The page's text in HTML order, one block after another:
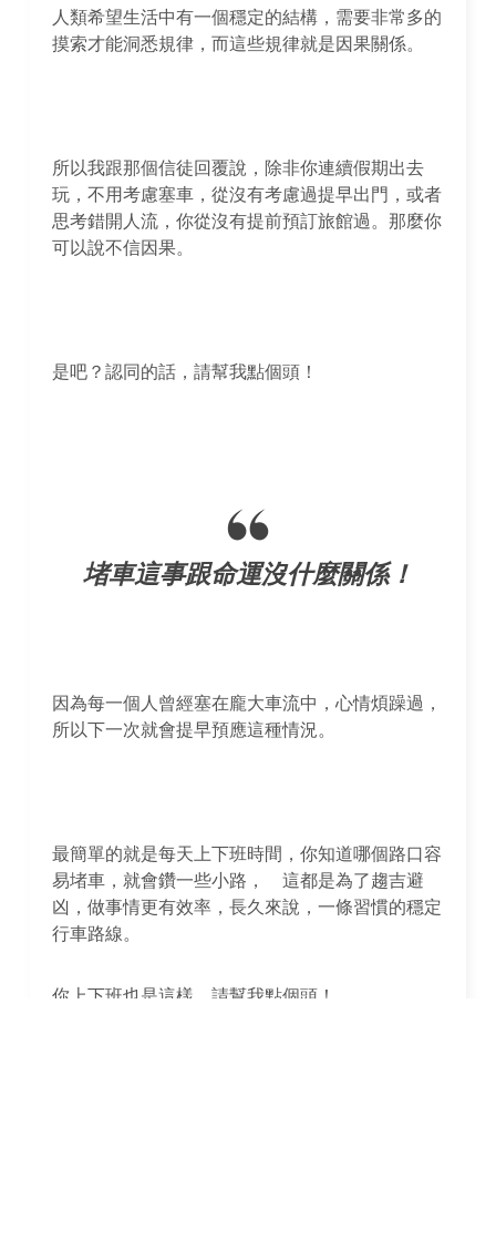
人類希望生活中有一個穩定的結構，需要非常多的
摸索才能洞悉規律，而這些規律就是因果關係。
所以我跟那個信徒回覆說，除非你連續假期出去
玩，不用考慮塞車，從沒有考慮過提早出門，或者
思考錯開人流，你從沒有提前預訂旅館過。那麼你
可以說不信因果。
是吧？認同的話，請幫我點個頭！
堵車這事跟命運沒什麼關係！
因為每一個人曾經塞在龐大車流中，心情煩躁過，
所以下一次就會提早預應這種情況。
最簡單的就是每天上下班時間，你知道哪個路口容
易堵車，就會鑽一些小路， 這都是為了趨吉避
凶，做事情更有效率，長久來說，一條習慣的穩定
行車路線。
你上下班也是這樣，請幫我點個頭！